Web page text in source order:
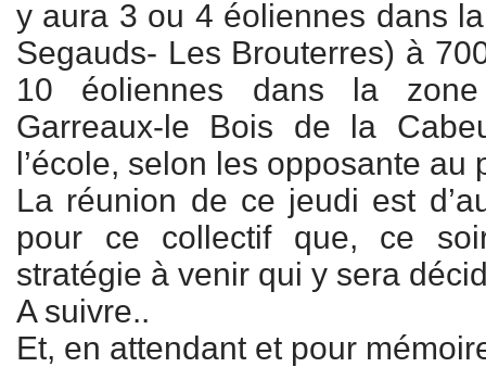
y aura 3 ou 4 éoliennes dans
Segauds- Les Brouterres) à
10 éoliennes dans la
Garreaux-le Bois de la
l’école, selon les opposante au
La réunion de ce jeudi est
pour ce collectif que, ce
stratégie à venir qui y sera
A suivre..
Et, en attendant et pour